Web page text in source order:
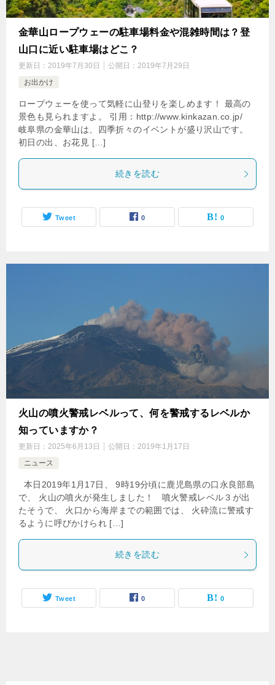
金華山ロープウェーの駐車場料金や混雑時間は？登
山口に近い駐車場はどこ？
更新日： 2019年7月30日 公開日： 2019年7月29日
お出かけ
ロープウェーを使って気軽に山登りを楽しめます！ 最高の
景色も見られますよ。 引用：http://www.kinkazan.co.jp/
岐阜県の金華山は、四季折々のイベントが盛り沢山です。
初日の出、お花見 […]
続きを読む
Tweet 0 0
火山の噴火警戒レベルって、何を警戒するレベルか
知っていますか？
更新日： 2025年6月13日 公開日： 2019年1月17日
ニュース
本日2019年1月17日、 9時19分頃に鹿児島県の口永良部島
で、 火山の噴火が発生しました！ 噴火警戒レベル３が出
たそうで、 火口から海岸までの範囲では、 火砕流に警戒す
るように呼びかけられ […]
続きを読む
Tweet 0 0